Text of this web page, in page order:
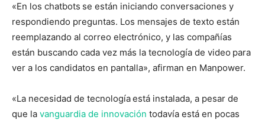
«En los chatbots se están iniciando conversaciones y
respondiendo preguntas. Los mensajes de texto están
reemplazando al correo electrónico, y las compañías
están buscando cada vez más la tecnología de video para
ver a los candidatos en pantalla», afirman en Manpower.
«La necesidad de tecnologíaestá instalada, a pesar de
que la vanguardia de innovación todavía está en pocas